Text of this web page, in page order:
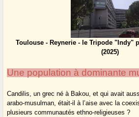
Toulouse - Reynerie - le Tripode "Indy"
(2025)
Une population à dominante
Candilis, un grec né à Bakou, et qui avait
arabo-musulman, était-il à l’aise avec la
plusieurs communautés ethno-religieuses ?